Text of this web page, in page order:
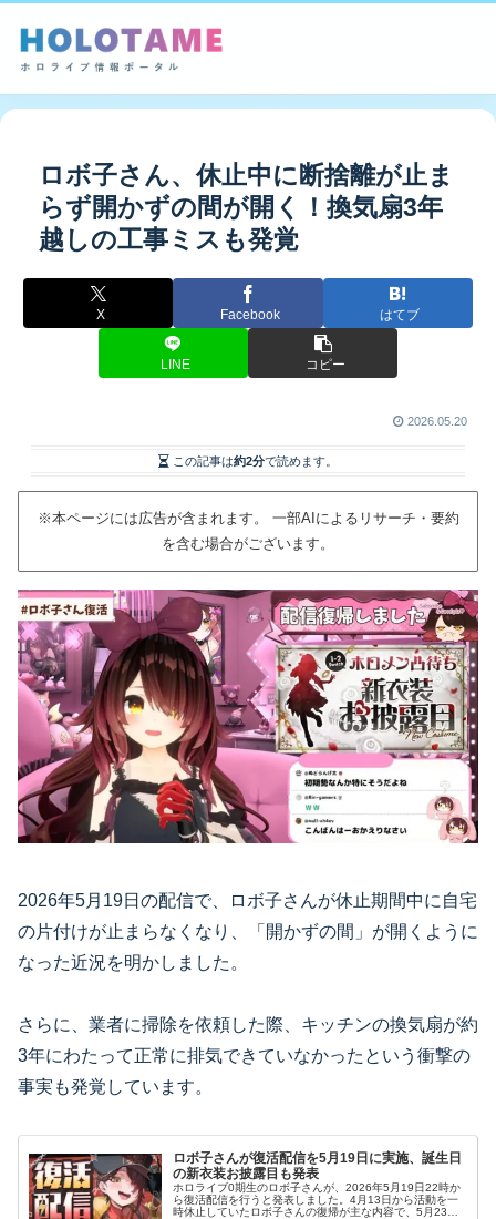
ロボ子さん、休止中に断捨離が止ま
らず開かずの間が開く！換気扇3年
越しの工事ミスも発覚
X Facebook はてブ
LINE コピー
2026.05.20
この記事は約2分で読めます。
※本ページには広告が含まれます。 一部AIによるリサーチ・要約
を含む場合がございます。
2026年5月19日の配信で、ロボ子さんが休止期間中に自宅
の片付けが止まらなくなり、「開かずの間」が開くように
なった近況を明かしました。
さらに、業者に掃除を依頼した際、キッチンの換気扇が約
3年にわたって正常に排気できていなかったという衝撃の
事実も発覚しています。
ロボ子さんが復活配信を5月19日に実施、誕生日
の新衣装お披露目も発表
ホロライブ0期生のロボ子さんが、2026年5月19日22時か
ら復活配信を行うと発表しました。4月13日から活動を一
時休止していたロボ子さんの復帰が主な内容で、5月23日